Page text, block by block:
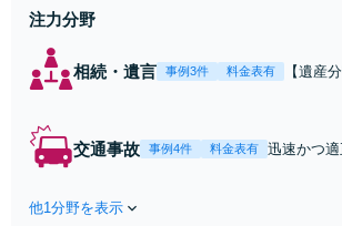
注力分野
相続・遺言 事例3件 料金表有
【遺産
分配を
交通事故 事例4件 料金表有
迅速かつ適
他1分野を表示